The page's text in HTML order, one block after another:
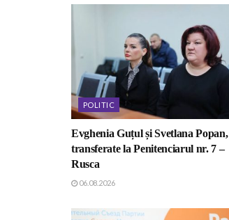
POLITIC
Evghenia Guțul și Svetlana Popan,
transferate la Penitenciarul nr. 7 –
Rusca
06.08.2026